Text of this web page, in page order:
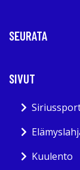
SEURATA
SIVUT
Kuulento